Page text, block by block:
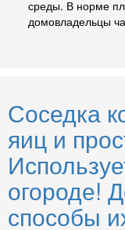
среды. В норме
домовладельцы
Соседка
яиц и
огороде!
способы